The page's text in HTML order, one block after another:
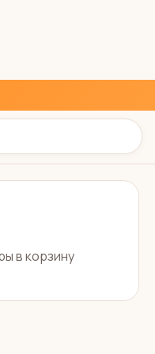
в корзину